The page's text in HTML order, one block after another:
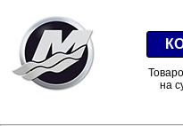
на